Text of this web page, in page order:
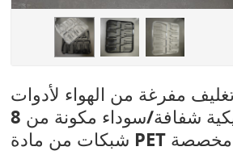
مفرغة من الهواء لأدوات
طبية بلاستيكية شفافة/سوداء مكونة من 8
شبكات من مادة PET مخصصة